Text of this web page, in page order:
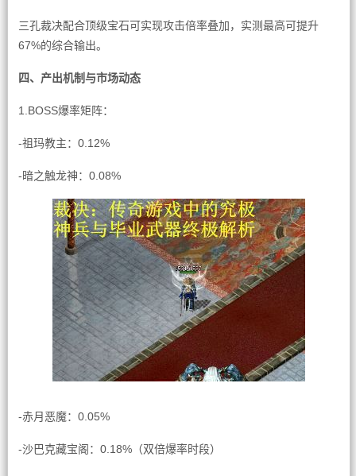
三孔裁决配合顶级宝石可实现攻击倍率叠加，实测最高可提升
67%的综合输出。
四、产出机制与市场动态
1.BOSS爆率矩阵：
-祖玛教主：0.12%
-暗之触龙神：0.08%
-赤月恶魔：0.05%
-沙巴克藏宝阁：0.18%（双倍爆率时段）